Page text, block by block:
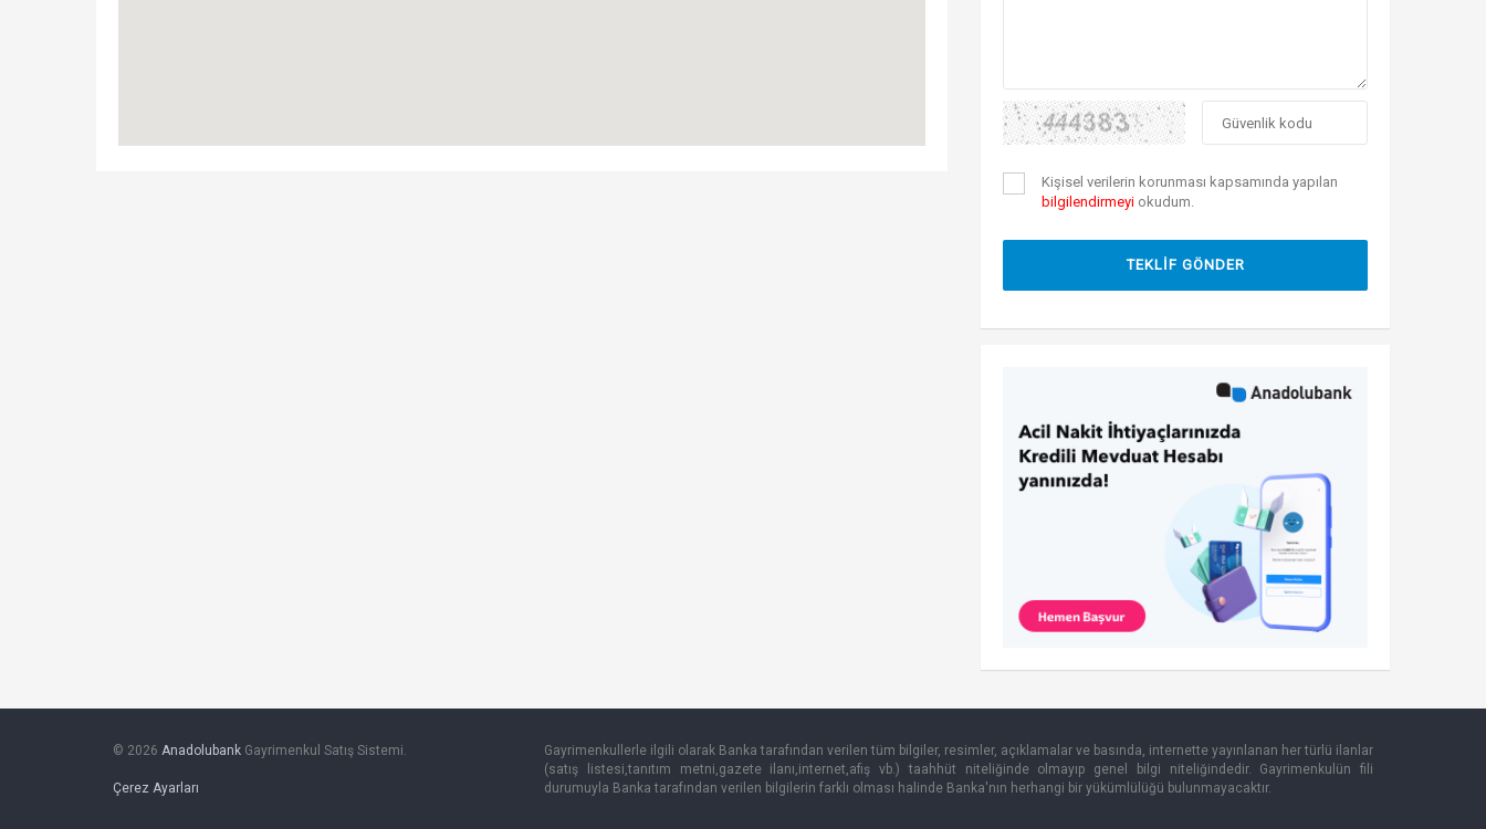
Kişisel verilerin korunması kapsamında yapılan
bilgilendirmeyi okudum.
TEKLİF GÖNDER
© 2026 Anadolubank Gayrimenkul Satış Sistemi.
Çerez Ayarları
Gayrimenkullerle ilgili olarak Banka tarafından verilen tüm bilgiler, resimler, açıklamalar ve basında, internette yayınlanan her türlü ilanlar
(satış listesi,tanıtım metni,gazete ilanı,internet,afiş vb.) taahhüt niteliğinde olmayıp genel bilgi niteliğindedir. Gayrimenkulün fili
durumuyla Banka tarafından verilen bilgilerin farklı olması halinde Banka'nın herhangi bir yükümlülüğü bulunmayacaktır.